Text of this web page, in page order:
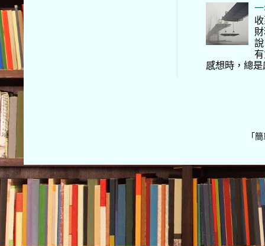
感想時，總
「